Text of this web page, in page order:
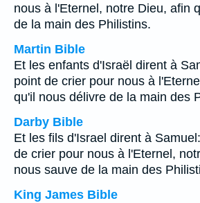
nous à l'Eternel, notre Dieu, afin
de la main des Philistins.
Martin Bible
Et les enfants d'Israël dirent à
point de crier pour nous à
qu'il nous délivre de la main des
Darby Bible
Et les fils d'Israel dirent à
de crier pour nous à l'Eternel,
nous sauve de la main des
King James Bible